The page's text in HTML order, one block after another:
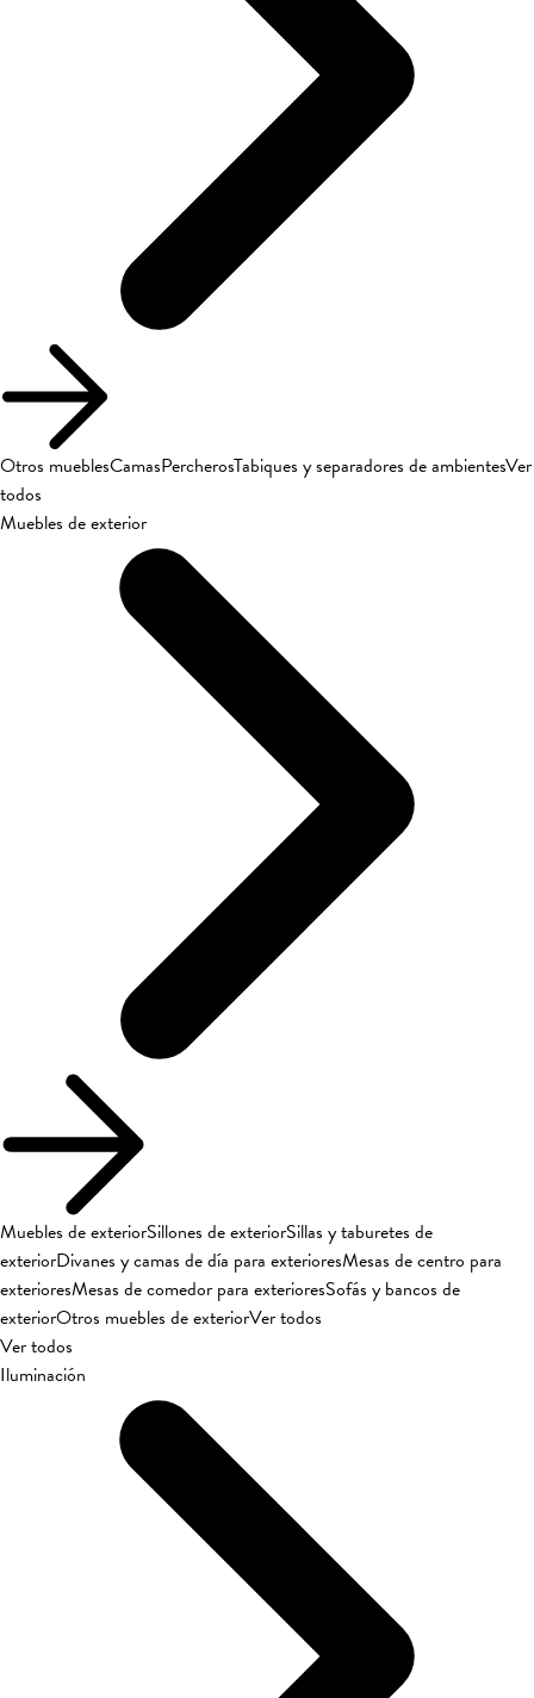
Otros mueblesCamasPercherosTabiques y separadores de ambientesVer
todos
Muebles de exterior
Muebles de exteriorSillones de exteriorSillas y taburetes de
exteriorDivanes y camas de día para exterioresMesas de centro para
exterioresMesas de comedor para exterioresSofás y bancos de
exteriorOtros muebles de exteriorVer todos
Ver todos
Iluminación